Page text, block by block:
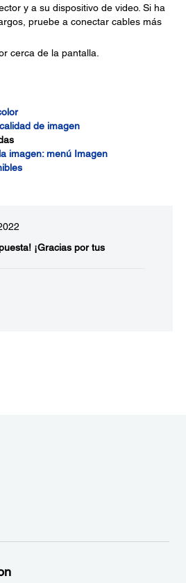
y a su dispositivo de video. Si ha
pruebe a conectar cables más
cerca de la pantalla.
de imagen
imagen: menú Imagen
¡Gracias por tus